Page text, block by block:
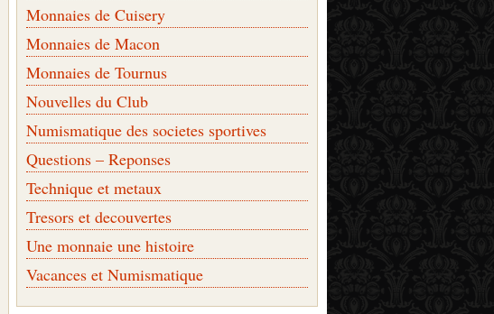
Monnaies de Cuisery
Monnaies de Macon
Monnaies de Tournus
Nouvelles du Club
Numismatique des societes sportives
Questions – Reponses
Technique et metaux
Tresors et decouvertes
Une monnaie une histoire
Vacances et Numismatique